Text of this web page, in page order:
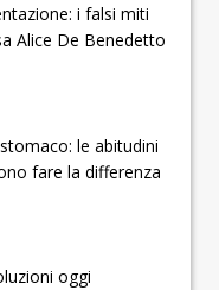
i falsi miti
Alice De Benedetto
le abitudini
fare la differenza
oggi